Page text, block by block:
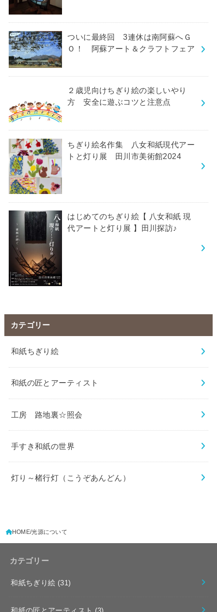
ついに最終回 3連休は南阿蘇へＧ
Ｏ！ 阿蘇アート＆クラフトフェア
２歳児向けちぎり絵の楽しいやり
方 安全に遊ぶコツと注意点
ちぎり絵名作集 八女和紙現代アー
トと灯り展 田川市美術館2024
はじめてのちぎり絵【 八女和紙 現
代アートと灯り展 】田川探訪♪
カテゴリー
和紙ちぎり絵
和紙の匠とアーティスト
工房 路地裏☆照会
手すき和紙の世界
灯り～楮行灯（こうぞあんどん）
HOME 光源について
カテゴリー
和紙ちぎり絵 (31)
和紙の匠とアーティスト (3)